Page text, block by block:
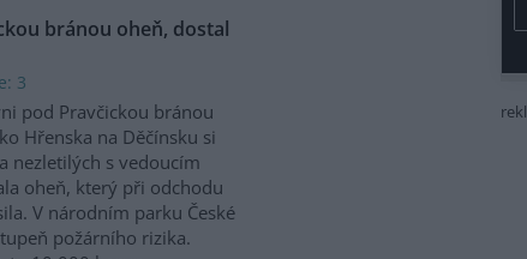
bránou oheň, dostal
3
pod Pravčickou bránou
Hřenska na Děčínsku si
nezletilých s vedoucím
oheň, který při odchodu
V národním parku České
požárního rizika.